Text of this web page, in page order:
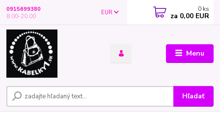
Menu
EUR
Hľadať
0915699380
8.00-20.00
0 ks
za 0,00 EUR